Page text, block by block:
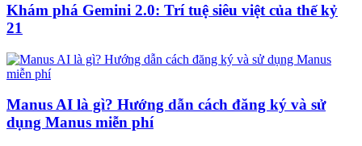
Khám phá Gemini 2.0: Trí tuệ siêu việt của thế kỷ
21
Manus AI là gì? Hướng dẫn cách đăng ký và sử
dụng Manus miễn phí